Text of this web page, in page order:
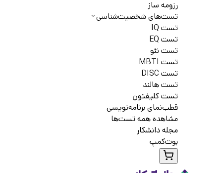
رزومه ساز
تست‌های شخصیت‌شناسی
تست IQ
تست EQ
تست نئو
تست MBTI
تست DISC
تست هالند
تست کلیفتون
قطب‌نمای برنامه‌نویسی
مشاهده همه تست‌ها
مجله دانشکار
بوت‌کمپ